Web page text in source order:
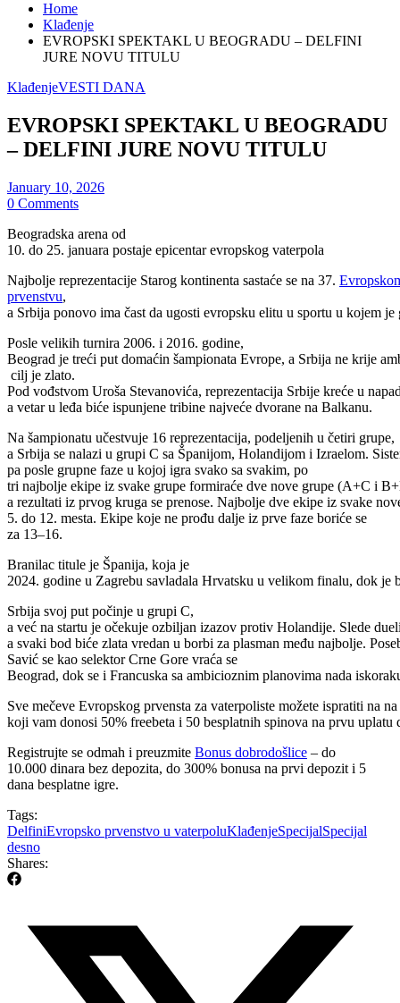
Home
Klađenje
EVROPSKI SPEKTAKL U BEOGRADU – DELFINI
JURE NOVU TITULU
KlađenjeVESTI DANA
EVROPSKI SPEKTAKL U BEOGRADU
– DELFINI JURE NOVU TITULU
January 10, 2026
0 Comments
Beogradska arena od
10. do 25. januara postaje epicentar evropskog vaterpola
Najbolje reprezentacije Starog kontinenta sastaće se na 37.
prvenstvu,
a Srbija ponovo ima čast da ugosti evropsku elitu u sportu u kojem
Posle velikih turnira 2006. i 2016. godine,
Beograd je treći put domaćin šampionata Evrope, a Srbija ne krije
cilj je zlato.
Pod vođstvom Uroša Stevanovića, reprezentacija Srbije kreće u
a vetar u leđa biće ispunjene tribine najveće dvorane na Balkanu.
Na šampionatu učestvuje 16 reprezentacija, podeljenih u četiri grupe,
a Srbija se nalazi u grupi C sa Španijom, Holandijom i Izraelom.
pa posle grupne faze u kojoj igra svako sa svakim, po
tri najbolje ekipe iz svake grupe formiraće dve nove grupe (A+C i
a rezultati iz prvog kruga se prenose. Najbolje dve ekipe iz svake
5. do 12. mesta. Ekipe koje ne prođu dalje iz prve faze boriće se
za 13–16.
Branilac titule je Španija, koja je
2024. godine u Zagrebu savladala Hrvatsku u velikom finalu, dok
Srbija svoj put počinje u grupi C,
a već na startu je očekuje ozbiljan izazov protiv Holandije. Slede
a svaki bod biće zlata vredan u borbi za plasman među najbolje.
Savić se kao selektor Crne Gore vraća se
Beograd, dok se i Francuska sa ambicioznim planovima nada
Sve mečeve Evropskog prvensta za vaterpoliste možete ispratiti na na
koji vam donosi 50% freebeta i 50 besplatnih spinova na prvu uplatu
Registrujte se odmah i preuzmite Bonus dobrodošlice – do
10.000 dinara bez depozita, do 300% bonusa na prvi depozit i 5
dana besplatne igre.
Tags:
DelfiniEvropsko prvenstvo u vaterpoluKlađenjeSpecijalSpecijal
desno
Shares: